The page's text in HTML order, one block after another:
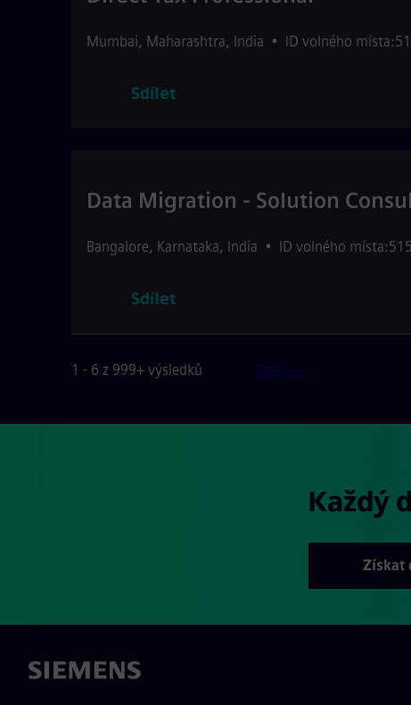
Mumbai, Maharashtra, India • ID volného
Sdílet
Data Migration - Solution
Bangalore, Karnataka, India • ID volného
Sdílet
1 - 6 z 999+ výsledků Další >>
Každý
Získat